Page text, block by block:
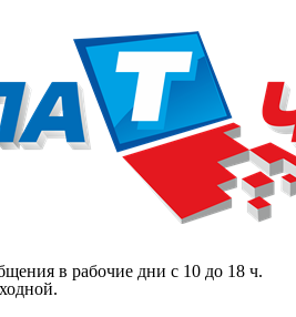
в рабочие дни с 10 до 18 ч.